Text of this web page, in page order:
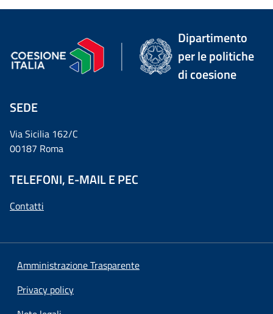
Dipartimento
per le politiche
di coesione
SEDE
Via Sicilia 162/C
00187 Roma
TELEFONI, E-MAIL E PEC
Contatti
Amministrazione Trasparente
Privacy policy